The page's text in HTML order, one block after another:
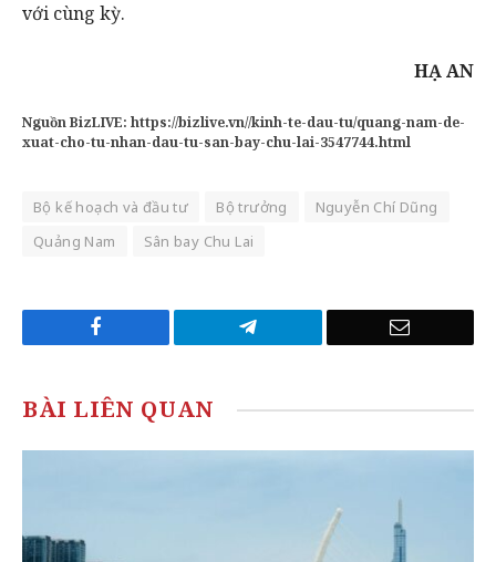
với cùng kỳ.
HẠ AN
Nguồn BizLIVE: https://bizlive.vn//kinh-te-dau-tu/quang-nam-de-
xuat-cho-tu-nhan-dau-tu-san-bay-chu-lai-3547744.html
Bộ kế hoạch và đầu tư Bộ trưởng
Nguyễn Chí Dũng
Quảng Nam
Sân bay Chu Lai
Telegram Email
BÀI LIÊN QUAN